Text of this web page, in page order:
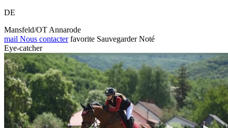
DE
Mansfeld/OT Annarode
mail Nous contacter favorite Sauvegarder Noté
Eye-catcher